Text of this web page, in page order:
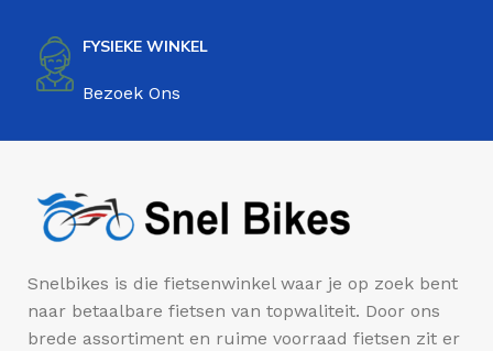
FYSIEKE WINKEL
Bezoek Ons
Snelbikes is die fietsenwinkel waar je op zoek bent
naar betaalbare fietsen van topwaliteit. Door ons
brede assortiment en ruime voorraad fietsen zit er